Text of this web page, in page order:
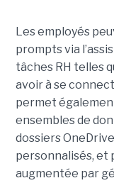
Les employés
prompts via
tâches RH telles
avoir à se
permet
ensembles de
dossiers
personnalisés, et
augmentée par